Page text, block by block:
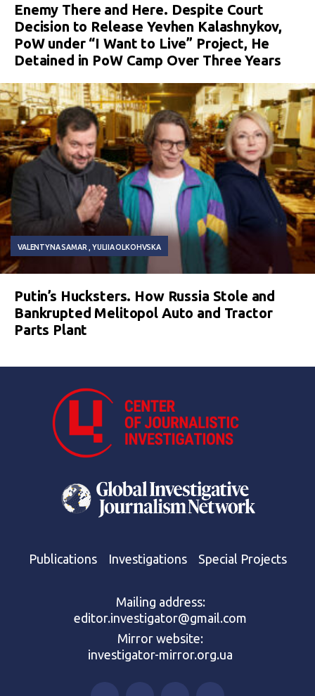
Enemy There and Here. Despite Court
Decision to Release Yevhen Kalashnykov,
PoW under “I Want to Live” Project, He
Detained in PoW Camp Over Three Years
VALENTYNA SAMAR YULIIA OLKOHVSKA
Putin’s Hucksters. How Russia Stole and
Bankrupted Melitopol Auto and Tractor
Parts Plant
Publications Investigations Special Projects
Mailing address:
editor.investigator@gmail.com
Mirror website:
investigator-mirror.org.ua